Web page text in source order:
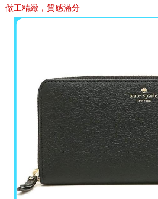
做工精緻，質感滿分